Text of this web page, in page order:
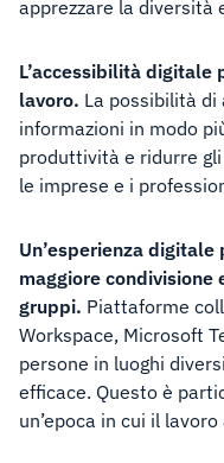
apprezzare la diversità
L’accessibilità
lavoro. La possibilità di
informazioni in modo
produttività e ridurre
le imprese e i
Un’esperienza
maggiore
gruppi. Piattaforme
Workspace, Microsoft
persone in luoghi
efficace. Questo è
un’epoca in cui il